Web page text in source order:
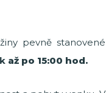
pevně stanovené
až po 15:00 hod.